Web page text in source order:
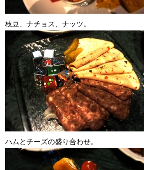
枝豆、ナチョス、ナッツ。
ハムとチーズの盛り合わせ。